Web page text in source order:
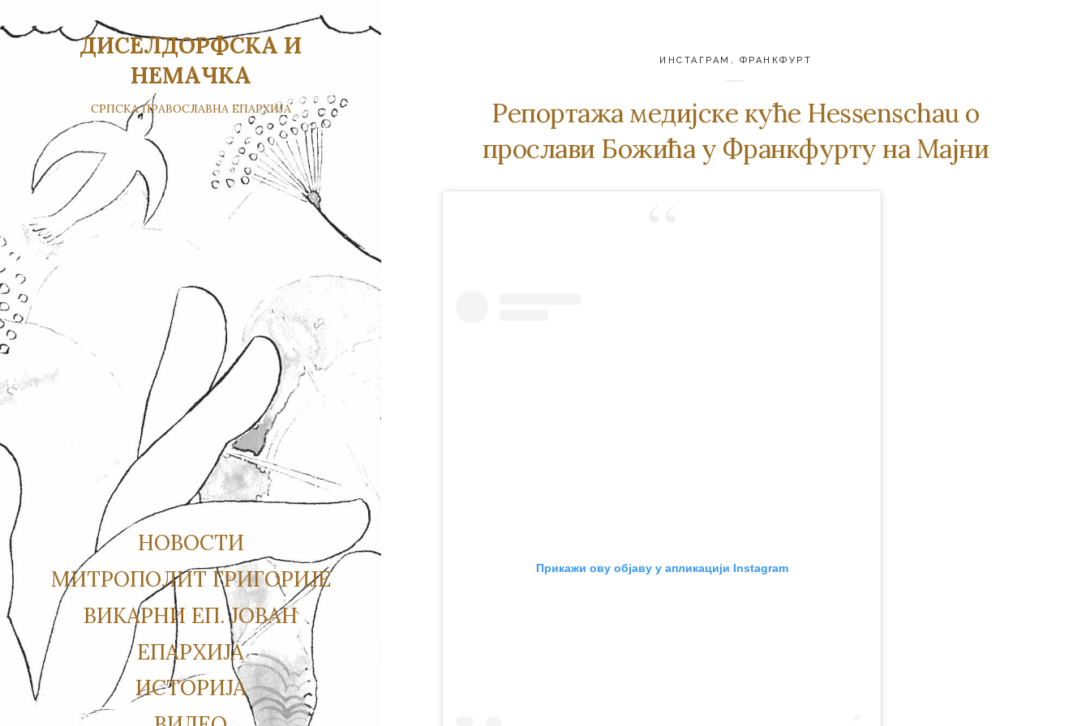
ДИСЕЛДОРФСКА И
НЕМАЧКА
СРПСКА ПРАВОСЛАВНА ЕПАРХИЈА
НОВОСТИ
МИТРОПОЛИТ ГРИГОРИЈЕ
ВИКАРНИ ЕП. ЈОВАН
ЕПАРХИЈА
ИСТОРИЈА
ИНСТАГРАМ , ФРАНКФУРТ
Репортажа медијске куће Hessenschau о
прослави Божића у Франкфурту на Мајни
Прикажи ову објаву у апликацији Instagram